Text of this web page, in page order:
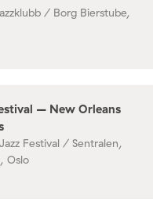
/ Borg Bierstube,
– New Orleans
Festival / Sentralen,
Oslo